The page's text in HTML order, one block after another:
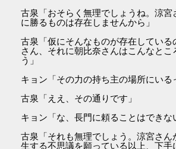
古泉「おそらく無理でしょうね。涼宮
に勝るものは存在しませんから」
古泉「仮にそんなものが存在している
さん、それに朝比奈さんはこんなとこ
う」
キョン「その力の持ち主の場所にいる
古泉「ええ、その通りです」
キョン「な、長門に頼ることはできな
古泉「それも無理でしょう。涼宮さん
生する不思議を願っている以上、下手